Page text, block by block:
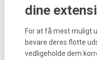
dine
For at få mest muligt
bevare deres flotte
vedligeholde dem